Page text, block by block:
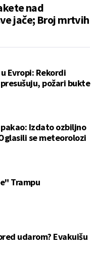
nad
jače; Broj mrtvih
Evropi: Rekordi
požari bukte
Izdato ozbiljno
se meteorolozi
Trampu
udarom? Evakuišu